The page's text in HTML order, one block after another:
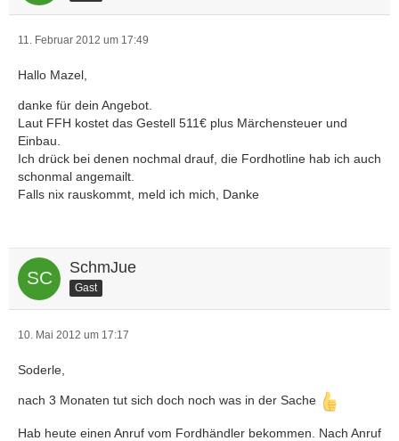
11. Februar 2012 um 17:49
Hallo Mazel,
danke für dein Angebot.
Laut FFH kostet das Gestell 511€ plus Märchensteuer und
Einbau.
Ich drück bei denen nochmal drauf, die Fordhotline hab ich auch
schonmal angemailt.
Falls nix rauskommt, meld ich mich, Danke
SchmJue
Gast
10. Mai 2012 um 17:17
Soderle,
nach 3 Monaten tut sich doch noch was in der Sache
Hab heute einen Anruf vom Fordhändler bekommen. Nach Anruf